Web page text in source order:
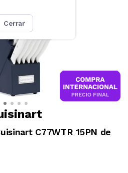
cerrar
C77WTR 15PN de